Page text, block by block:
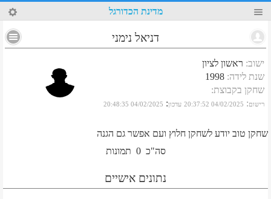
70 מדינת הכדורגל
דניאל נימני
ישוב: ראשון לציון
שנת לידה:
1998
שחקן בקבוצת:
רישום:
04/02/2025 20:37:52 עדכון:
04/02/2025 20:48:35
שחקן טוב יודע לשחקן חלוץ ועם אפשר גם הגנה
סה"כ 0 תמונות
נתונים אישיים